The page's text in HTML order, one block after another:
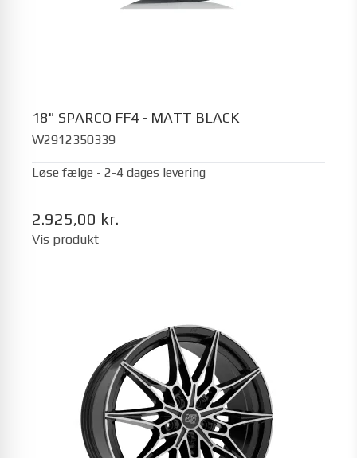
18" SPARCO FF4 - MATT BLACK
W2912350339
Løse fælge - 2-4 dages levering
2.925,00 kr.
Vis produkt